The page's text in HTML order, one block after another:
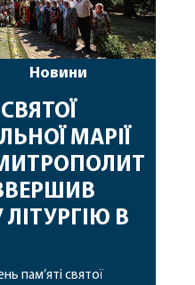
Новини
МАРІЇ
В
пам’яті святої